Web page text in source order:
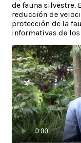
de fauna silvestre.
reducción de
protección de la
informativas de los